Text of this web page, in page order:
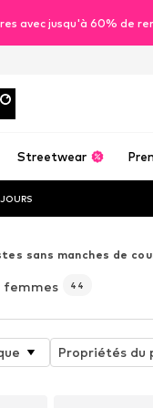
avec jusqu'à 60% de
Streetwear
sans manches de
femmes 44
Propriétés du